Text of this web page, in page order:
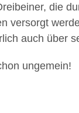
die
versorgt
auch über
ungemein!